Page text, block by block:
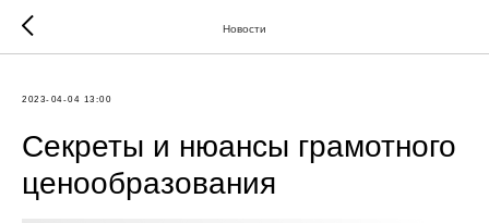
Новости
2023-04-04 13:00
Секреты и нюансы грамотного
ценообразования